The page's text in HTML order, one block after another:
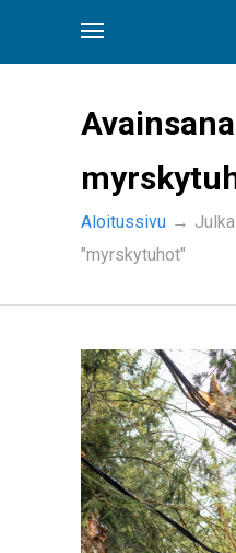
Aloitussivu →
"myrskytuhot"